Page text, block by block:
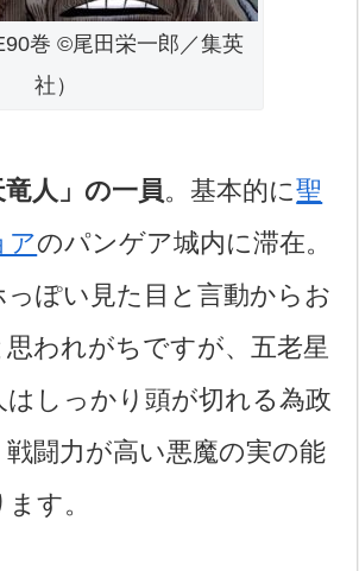
巻 ©尾田栄一郎／集英
社）
人」の一員。基本的に聖
アのパンゲア城内に滞在。
っぽい見た目と言動からお
われがちですが、五老星
はしっかり頭が切れる為政
闘力が高い悪魔の実の能
す。